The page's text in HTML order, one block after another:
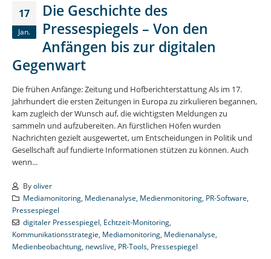
17
Jan.
Die Geschichte des
Pressespiegels – Von den
Anfängen bis zur digitalen
Gegenwart
Die frühen Anfänge: Zeitung und Hofberichterstattung Als im 17.
Jahrhundert die ersten Zeitungen in Europa zu zirkulieren begannen,
kam zugleich der Wunsch auf, die wichtigsten Meldungen zu
sammeln und aufzubereiten. An fürstlichen Höfen wurden
Nachrichten gezielt ausgewertet, um Entscheidungen in Politik und
Gesellschaft auf fundierte Informationen stützen zu können. Auch
wenn...
Byoliver
Mediamonitoring, Medienanalyse Medienmonitoring, PR-Software
Pressespiegel
digitaler Pressespiegel Echtzeit-Monitoring,
Kommunikationsstrategie Mediamonitoring Medienanalyse
Medienbeobachtung newslive PR-Tools Pressespiegel